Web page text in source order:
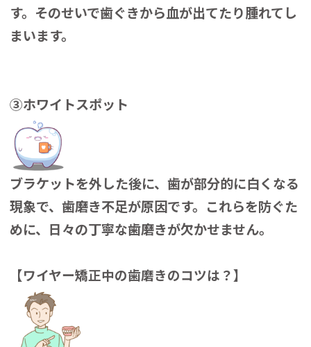
す。そのせいで歯ぐきから血が出てたり腫れてし
まいます。
③ホワイトスポット
ブラケットを外した後に、歯が部分的に白くなる
現象で、歯磨き不足が原因です。これらを防ぐた
めに、日々の丁寧な歯磨きが欠かせません。
【ワイヤー矯正中の歯磨きのコツは？】